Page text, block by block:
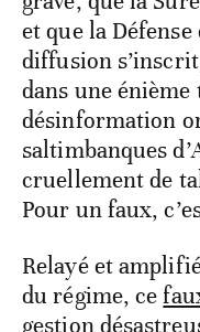
et que la
diffusion
dans une
désinformation
saltimbanques
cruellement de
Pour un faux,
Relayé et
du régime, ce
gestion